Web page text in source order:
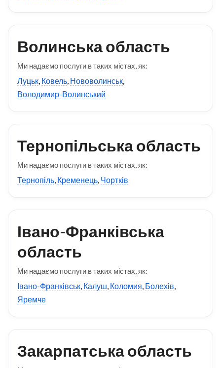
Волинська область
Ми надаємо послуги в таких містах, як:
Луцьк, Ковель, Нововолинськ,
Володимир-Волинський
Тернопільська область
Ми надаємо послуги в таких містах, як:
Тернопіль, Кременець, Чортків
Івано-Франківська
область
Ми надаємо послуги в таких містах, як:
Івано-Франківськ, Калуш, Коломия, Болехів,
Яремче
Закарпатська область